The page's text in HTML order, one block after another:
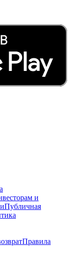
и
Публичная
Правила